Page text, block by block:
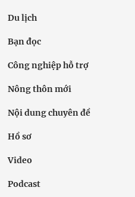
Du lịch
Bạn đọc
Công nghiệp hỗ trợ
Nông thôn mới
Nội dung chuyên đề
Hồ sơ
Video
Podcast